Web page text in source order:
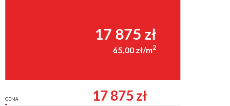
17 875 zł
65,00 zł/m2
CENA 17 875 zł